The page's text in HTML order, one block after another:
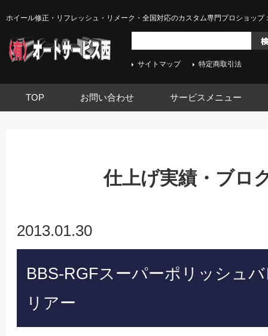
ホイール修正・リフレッシュ・リメーク・全国対応のカスタム専門プロショップ
サイトマップ 特定商取引法
TOP お問い合わせ サービスメニュー
仕上げ実績・ブロ
2013.01.30
BBS-RGFスーパーポリッシュ
リアー